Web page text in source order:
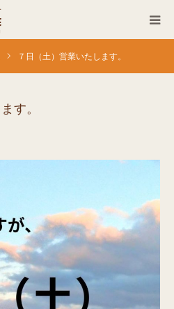
７日（土）営業いたします。
す。